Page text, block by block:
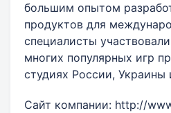
большим опытом
продуктов для
специалисты
многих популярных игр
студиях России, Украины
Сайт компании: http://